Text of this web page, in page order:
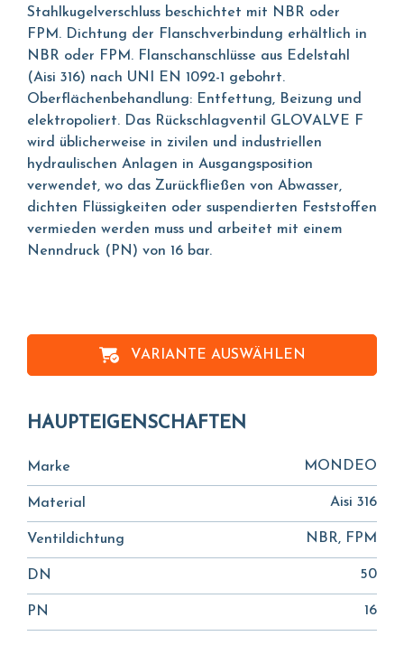
Stahlkugelverschluss beschichtet mit NBR oder
FPM. Dichtung der Flanschverbindung erhältlich in
NBR oder FPM. Flanschanschlüsse aus Edelstahl
(Aisi 316) nach UNI EN 1092-1 gebohrt.
Oberflächenbehandlung: Entfettung, Beizung und
elektropoliert. Das Rückschlagventil GLOVALVE F
wird üblicherweise in zivilen und industriellen
hydraulischen Anlagen in Ausgangsposition
verwendet, wo das Zurückfließen von Abwasser,
dichten Flüssigkeiten oder suspendierten Feststoffen
vermieden werden muss und arbeitet mit einem
Nenndruck (PN) von 16 bar.
VARIANTE AUSWÄHLEN
HAUPTEIGENSCHAFTEN
Marke MONDEO
Material Aisi 316
Ventildichtung NBR, FPM
DN 50
PN 16